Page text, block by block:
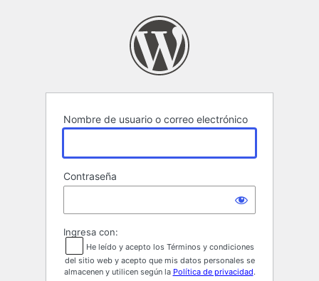
Nombre de usuario o correo electrónico
Contraseña
Ingresa con:
He leído y acepto los Términos y condiciones
del sitio web y acepto que mis datos personales se
almacenen y utilicen según la Política de privacidad.